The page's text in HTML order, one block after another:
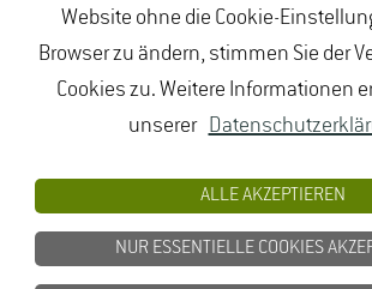
Lebensmittelrecht Studium|
Studium| Naturschutz Studium|
Studium| Studiengang Logistik|
Lebensmittel |Studiengänge Natur
Studium
Studium Lebensmittel|Studium
Lebensmittelsicherheit|Studium
Website ohne die Cookie-
Browser zu ändern, stimmen Sie der
Cookies zu. Weitere Informationen
unserer
ALLE AKZEPTIEREN
NUR ESSENTIELLE COOKIES